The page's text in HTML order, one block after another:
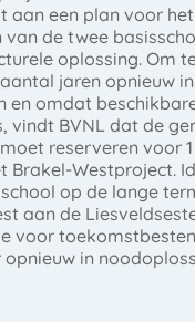
aan een plan voor het
de twee
oplossing. Om
jaren opnieuw
en omdat
vindt BVNL dat de
reserveren voor
Brakel-Westproject.
op de lange
aan de
voor
opnieuw in